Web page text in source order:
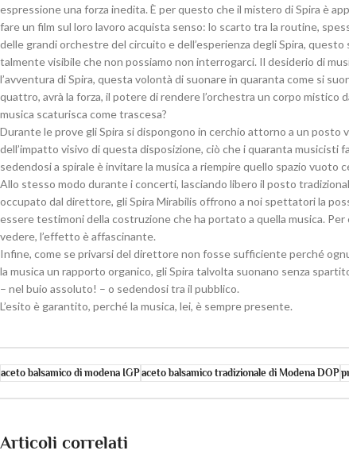
espressione una forza inedita. È per questo che il mistero di Spira è
fare un film sul loro lavoro acquista senso: lo scarto tra la routine,
delle grandi orchestre del circuito e dell’esperienza degli Spira, questo
talmente visibile che non possiamo non interrogarci. Il desiderio di
l’avventura di Spira, questa volontà di suonare in quaranta come si
quattro, avrà la forza, il potere di rendere l’orchestra un corpo mistico
musica scaturisca come trascesa?
Durante le prove gli Spira si dispongono in cerchio attorno a un posto
dell’impatto visivo di questa disposizione, ciò che i quaranta musicisti
sedendosi a spirale è invitare la musica a riempire quello spazio vuoto
Allo stesso modo durante i concerti, lasciando libero il posto
occupato dal direttore, gli Spira Mirabilis offrono a noi spettatori la
essere testimoni della costruzione che ha portato a quella musica. Per
vedere, l’effetto è affascinante.
Infine, come se privarsi del direttore non fosse sufficiente perché
la musica un rapporto organico, gli Spira talvolta suonano senza
– nel buio assoluto! – o sedendosi tra il pubblico.
L’esito è garantito, perché la musica, lei, è sempre presente.
aceto balsamico di modena IGPaceto balsamico tradizionale di Modena DOP
Articoli correlati